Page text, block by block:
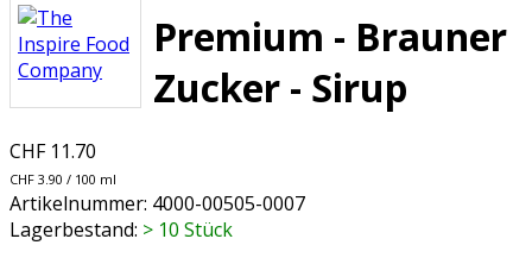
Premium - Brauner
Zucker - Sirup
CHF 11.70
CHF 3.90 / 100 ml
Artikelnummer: 4000-00505-0007
Lagerbestand: > 10 Stück